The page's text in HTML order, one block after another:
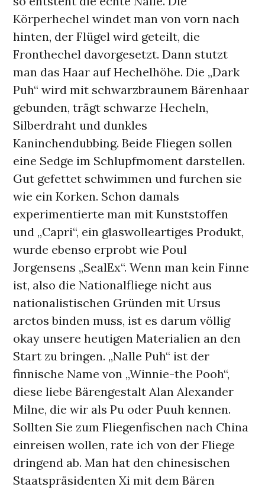
Körperhechel windet man von vorn nach
hinten, der Flügel wird geteilt, die
Fronthechel davorgesetzt. Dann stutzt
man das Haar auf Hechelhöhe. Die „Dark
Puh“ wird mit schwarzbraunem Bärenhaar
gebunden, trägt schwarze Hecheln,
Silberdraht und dunkles
Kaninchendubbing. Beide Fliegen sollen
eine Sedge im Schlupfmoment darstellen.
Gut gefettet schwimmen und furchen sie
wie ein Korken. Schon damals
experimentierte man mit Kunststoffen
und „Capri“, ein glaswolleartiges Produkt,
wurde ebenso erprobt wie Poul
Jorgensens „SealEx“. Wenn man kein Finne
ist, also die Nationalfliege nicht aus
nationalistischen Gründen mit Ursus
arctos binden muss, ist es darum völlig
okay unsere heutigen Materialien an den
Start zu bringen. „Nalle Puh“ ist der
finnische Name von „Winnie-the Pooh“,
diese liebe Bärengestalt Alan Alexander
Milne, die wir als Pu oder Puuh kennen.
Sollten Sie zum Fliegenfischen nach China
einreisen wollen, rate ich von der Fliege
dringend ab. Man hat den chinesischen
Staatspräsidenten Xi mit dem Bären